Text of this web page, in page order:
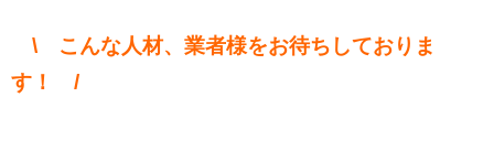
\ こんな人材、業者様をお待ちしておりま
す！ /